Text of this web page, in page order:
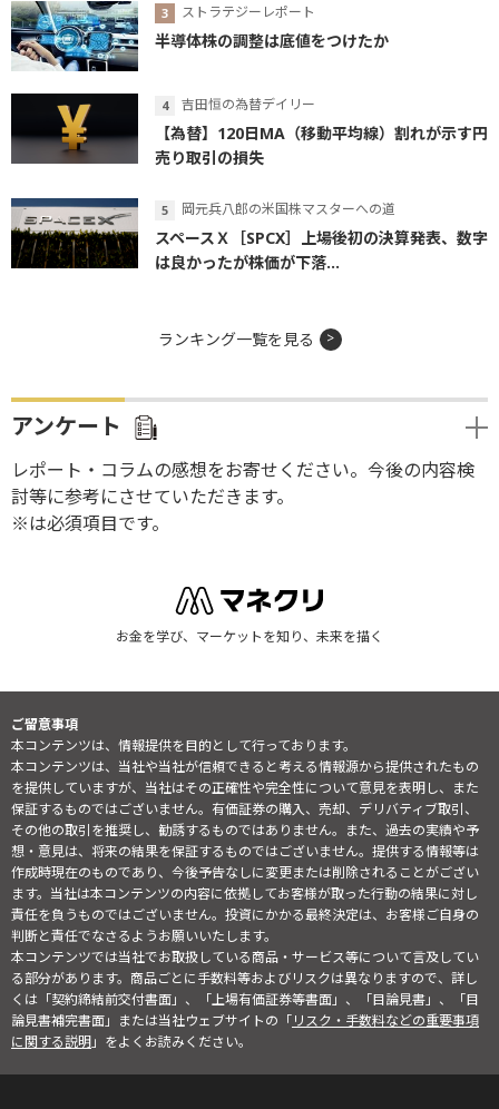
ストラテジーレポート
半導体株の調整は底値をつけたか
吉田恒の為替デイリー
【為替】120日MA（移動平均線）割れが示す円
売り取引の損失
岡元兵八郎の米国株マスターへの道
スペースＸ［SPCX］上場後初の決算発表、数字
は良かったが株価が下落...
ランキング一覧を見る
アンケート
レポート・コラムの感想をお寄せください。今後の内容検
討等に参考にさせていただきます。
※は必須項目です。
お金を学び、マーケットを知り、未来を描く
ご留意事項
本コンテンツは、情報提供を目的として行っております。
本コンテンツは、当社や当社が信頼できると考える情報源から提供されたもの
を提供していますが、当社はその正確性や完全性について意見を表明し、また
保証するものではございません。有価証券の購入、売却、デリバティブ取引、
その他の取引を推奨し、勧誘するものではありません。また、過去の実績や予
想・意見は、将来の結果を保証するものではございません。提供する情報等は
作成時現在のものであり、今後予告なしに変更または削除されることがござい
ます。当社は本コンテンツの内容に依拠してお客様が取った行動の結果に対し
責任を負うものではございません。投資にかかる最終決定は、お客様ご自身の
判断と責任でなさるようお願いいたします。
本コンテンツでは当社でお取扱している商品・サービス等について言及してい
る部分があります。商品ごとに手数料等およびリスクは異なりますので、詳し
くは「契約締結前交付書面」、「上場有価証券等書面」、「目論見書」、「目
論見書補完書面」または当社ウェブサイトの「リスク・手数料などの重要事項
に関する説明」をよくお読みください。